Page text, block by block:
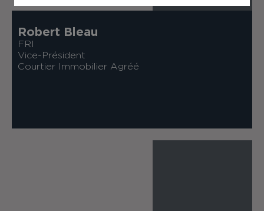
Robert Bleau
FRI
Vice-Président
Courtier Immobilier Agréé